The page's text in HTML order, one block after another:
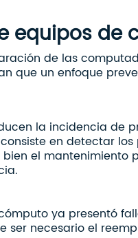
equipos de
de las
que un enfoque
la incidencia de
en detectar
el mantenimiento
ya presentó
necesario el